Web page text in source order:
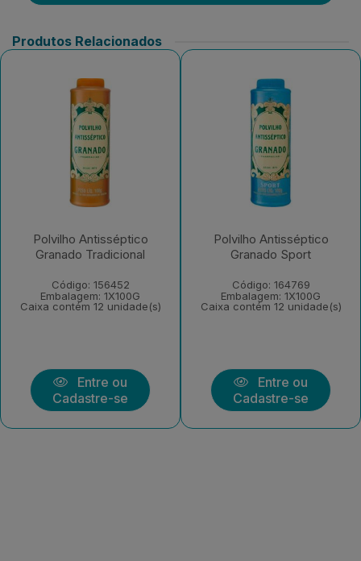
Produtos Relacionados
Polvilho Antisséptico
Granado Tradicional
Código: 156452
Embalagem: 1X100G
Caixa contém 12 unidade(s)
Entre ou
Cadastre-se
Polvilho Antisséptico
Granado Sport
Código: 164769
Embalagem: 1X100G
Caixa contém 12 unidade(s)
Entre ou
Cadastre-se